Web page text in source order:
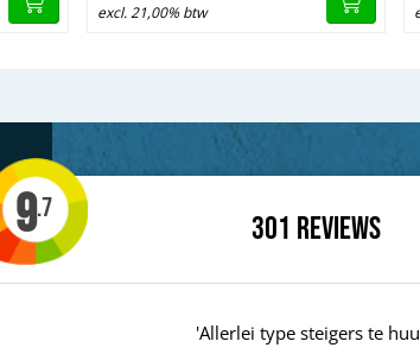
excl. 21,00% btw
9.7
301 Reviews